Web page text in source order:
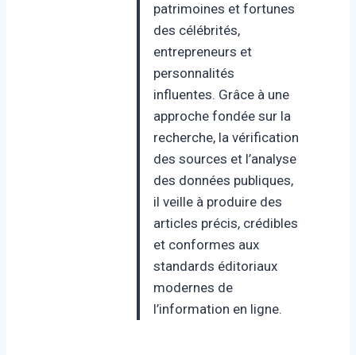
patrimoines et fortunes
des célébrités,
entrepreneurs et
personnalités
influentes. Grâce à une
approche fondée sur la
recherche, la vérification
des sources et l’analyse
des données publiques,
il veille à produire des
articles précis, crédibles
et conformes aux
standards éditoriaux
modernes de
l’information en ligne.